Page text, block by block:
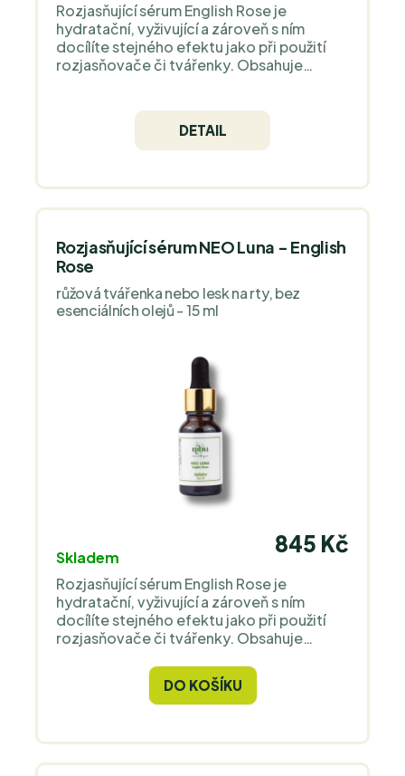
Rozjasňující sérum English Rose je
hydratační, vyživující a zároveň s ním
docílíte stejného efektu jako při použití
rozjasňovače či tvářenky. Obsahuje
DETAIL
Rozjasňující sérum NEO Luna - English
Rose
růžová tvářenka nebo lesk na rty, bez
esenciálních olejů - 15 ml
Skladem
845 Kč
Rozjasňující sérum English Rose je
hydratační, vyživující a zároveň s ním
docílíte stejného efektu jako při použití
rozjasňovače či tvářenky. Obsahuje
islandský astaxanthin jako antioxidant.
DO KOŠÍKU